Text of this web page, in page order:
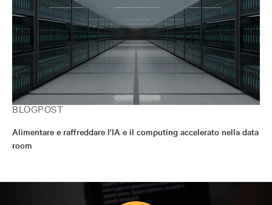
BLOGPOST
Alimentare e raffreddare l'IA e il computing accelerato nella data
room